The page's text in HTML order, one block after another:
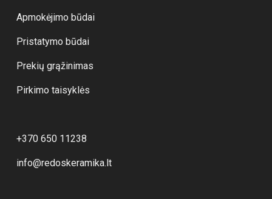
Apmokėjimo būdai
Pristatymo būdai
Prekių grąžinimas
Pirkimo taisyklės
+370 650 11238
info@redoskeramika.lt